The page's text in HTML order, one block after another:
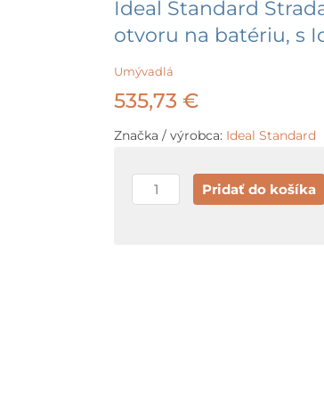
Ideal Standard
otvoru na batériu, s
Umývadlá
535,73 €
Značka / výrobca: Ideal Standard
množstvo
Ideal
Pridať do košíka